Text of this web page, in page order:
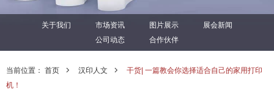
关于我们 市场资讯 图片展示
展会新闻
公司动态
合作伙伴
当前位置： 首页 汉印人文
干货| 一篇教会你选择适合自己的家用打印
机！